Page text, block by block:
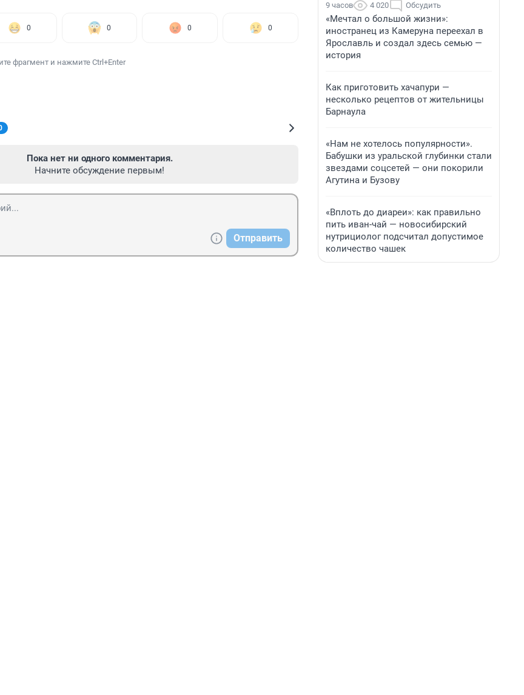
0 0 0 0
фрагмент и нажмите Ctrl+Enter
Пока нет ни одного комментария.
Начните обсуждение первым!
Отправить
9 часов 4 020 Обсудить
«Мечтал о большой жизни»:
иностранец из Камеруна переехал в
Ярославль и создал здесь семью —
история
Как приготовить хачапури —
несколько рецептов от жительницы
Барнаула
«Нам не хотелось популярности».
Бабушки из уральской глубинки стали
звездами соцсетей — они покорили
Агутина и Бузову
«Вплоть до диареи»: как правильно
пить иван-чай — новосибирский
нутрициолог подсчитал допустимое
количество чашек